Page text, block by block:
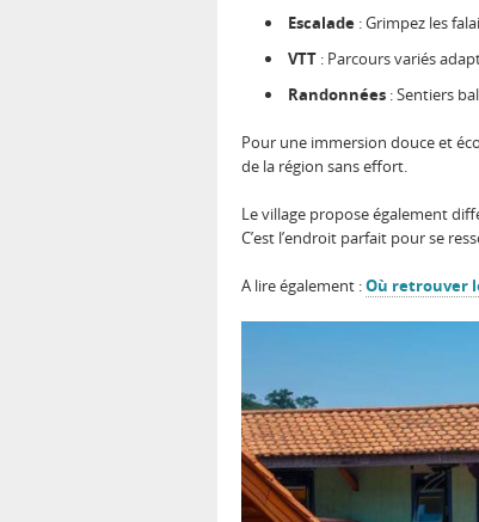
Escalade : Grimpez les
VTT : Parcours variés
Randonnées : Sentiers
Pour une immersion douce et
de la région sans effort.
Le village propose également
C’est l’endroit parfait pour se
A lire également :Où retrouver